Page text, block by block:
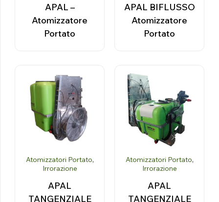
APAL –
Atomizzatore
Portato
APAL BIFLUSSO
Atomizzatore
Portato
Atomizzatori Portato,
Irrorazione
APAL
TANGENZIALE
Atomizzatori Portato,
Irrorazione
APAL
TANGENZIALE